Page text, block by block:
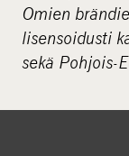
Omien
lisensoidusti
sekä Pohjois-